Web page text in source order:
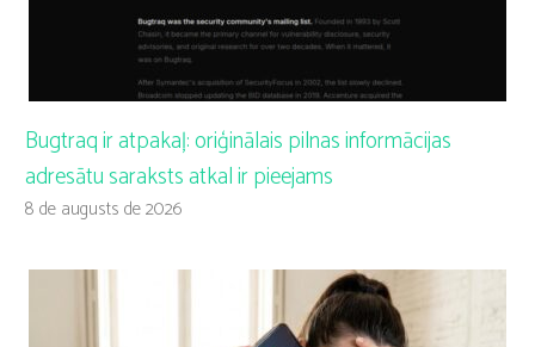
Bugtraq ir atpakaļ: oriģinālais pilnas informācijas
adresātu saraksts atkal ir pieejams
8 de augusts de 2026